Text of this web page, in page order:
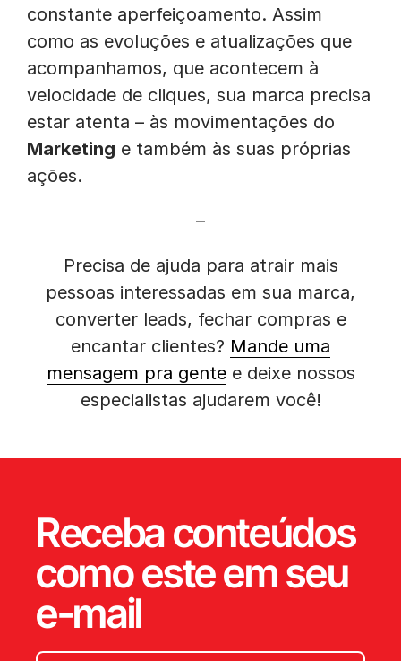
constante aperfeiçoamento. Assim
como as evoluções e atualizações que
acompanhamos, que acontecem à
velocidade de cliques, sua marca precisa
estar atenta – às movimentações do
Marketing e também às suas próprias
ações.
–
Precisa de ajuda para atrair mais
pessoas interessadas em sua marca,
converter leads, fechar compras e
encantar clientes? Mande uma
mensagem pra gentee deixe nossos
especialistas ajudarem você!
Receba conteúdos
como este em seu
e-mail